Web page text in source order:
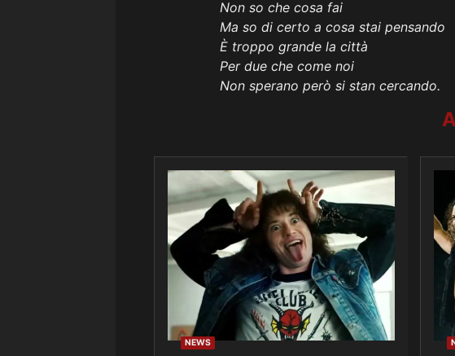
Non so che cosa fai
Ma so di certo a cosa stai pensando
È troppo grande la città
Per due che come noi
Non sperano però si stan cercando.
NEWS